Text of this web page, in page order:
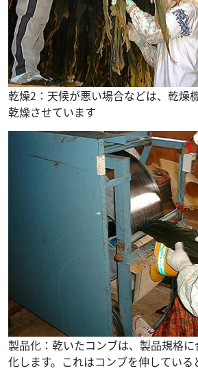
乾燥2：天候が悪い場合などは、乾燥
乾燥させています
製品化：乾いたコンブは、製品規格
化します。これはコンブを伸している